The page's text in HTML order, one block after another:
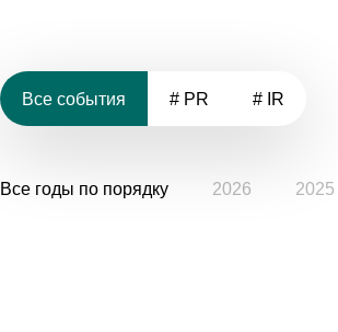
Все события # PR # IR
Все годы по порядку 2026 2025